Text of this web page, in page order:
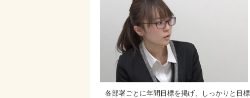
各部署ごとに年間目標を掲げ、しっかりと目